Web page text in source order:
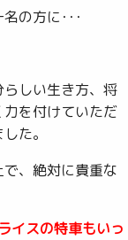
の方に･･･
しい生き方、将
を付けていただ
た。
、絶対に貴重な
イスの特車もいっ